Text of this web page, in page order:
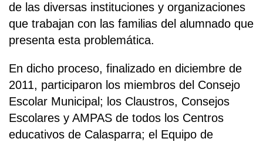
de las diversas instituciones y organizaciones
que trabajan con las familias del alumnado que
presenta esta problemática.
En dicho proceso, finalizado en diciembre de
2011, participaron los miembros del Consejo
Escolar Municipal; los Claustros, Consejos
Escolares y AMPAS de todos los Centros
educativos de Calasparra; el Equipo de